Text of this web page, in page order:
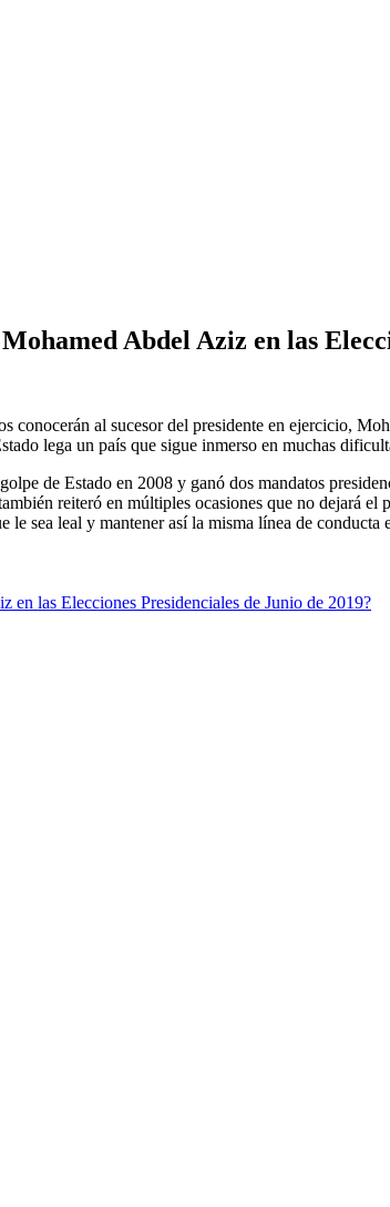
Abdel Aziz en las
conocerán al sucesor del presidente en ejercicio,
lega un país que sigue inmerso en muchas
de Estado en 2008 y ganó dos mandatos
reiteró en múltiples ocasiones que no dejará
sea leal y mantener así la misma línea de conducta
las Elecciones Presidenciales de Junio de 2019?